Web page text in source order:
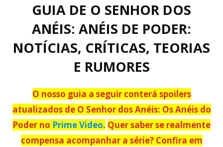
GUIA DE O SENHOR DOS
ANÉIS: ANÉIS DE PODER:
NOTÍCIAS, CRÍTICAS, TEORIAS
E RUMORES
O nosso guia a seguir conterá spoilers
atualizados de O Senhor dos Anéis: Os Anéis do
Poder no Prime Video. Quer saber se realmente
compensa acompanhar a série? Confira em